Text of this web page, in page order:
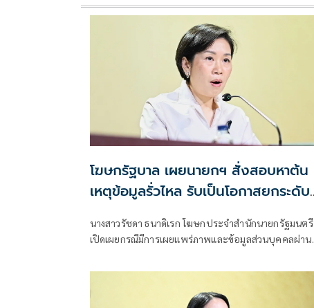
โฆษกรัฐบาล เผยนายกฯ สั่งสอบหาต้น
เหตุข้อมูลรั่วไหล รับเป็นโอกาสยกระดับ
ระบบ
นางสาวรัชดา ธนาดิเรก โฆษกประจำสำนักนายกรัฐมนตรี
เปิดเผยกรณีมีการเผยแพร่ภาพและข้อมูลส่วนบุคคลผ่าน
สั่งการทุกหน่วยงานที่เกี่ยวข้องเร่งตรวจสอบข้อเท็จจริง